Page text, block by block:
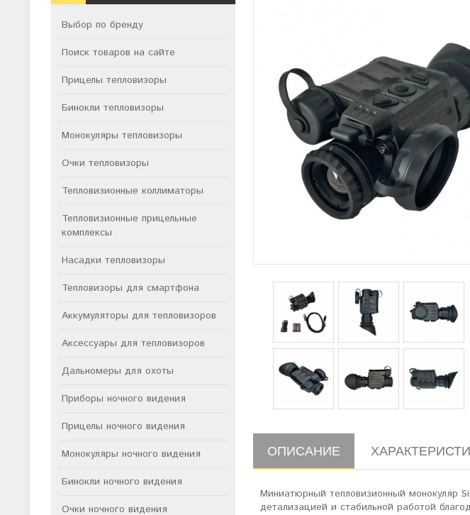
Выбор по бренду
Поиск товаров на сайте
Прицелы тепловизоры
Бинокли тепловизоры
Монокуляры тепловизоры
Очки тепловизоры
Тепловизионные коллиматоры
Тепловизионные прицельные
комплексы
Насадки тепловизоры
Тепловизоры для смартфона
Аккумуляторы для тепловизоров
Аксессуары для тепловизоров
Дальномеры для охоты
Приборы ночного видения
Прицелы ночного видения
Монокуляры ночного видения
Бинокли ночного видения
Очки ночного видения
ОПИСАНИЕ
Миниатюрный тепловизионный монокуляр
детализацией и стабильной работой